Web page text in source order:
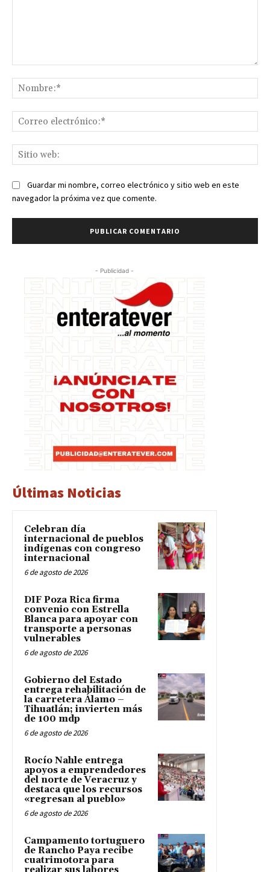
Guardar mi nombre, correo electrónico y sitio web en este
navegador la próxima vez que comente.
- Publicidad -
Últimas Noticias
Celebran día
internacional de pueblos
indígenas con congreso
internacional
6 de agosto de 2026
DIF Poza Rica firma
convenio con Estrella
Blanca para apoyar con
transporte a personas
vulnerables
6 de agosto de 2026
Gobierno del Estado
entrega rehabilitación de
la carretera Álamo –
Tihuatlán; invierten más
de 100 mdp
6 de agosto de 2026
Rocío Nahle entrega
apoyos a emprendedores
del norte de Veracruz y
destaca que los recursos
«regresan al pueblo»
6 de agosto de 2026
Campamento tortuguero
de Rancho Paya recibe
cuatrimotora para
realizar sus labores